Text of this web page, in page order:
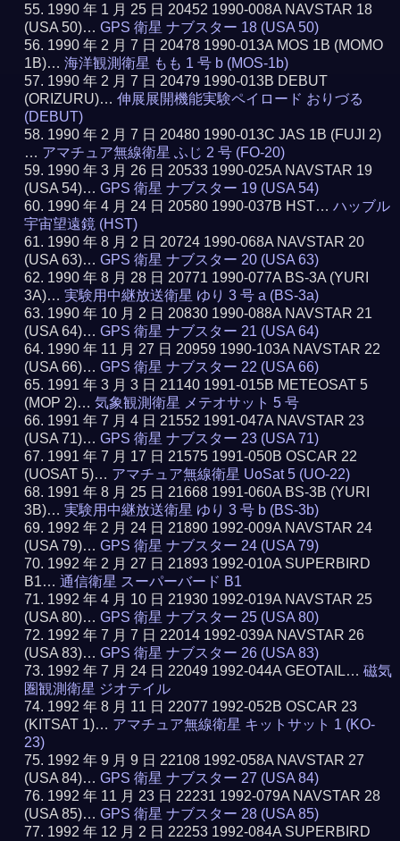
1990 年 1 月 25 日 20452 1990-008A NAVSTAR 18
(USA 50)…GPS 衛星 ナブスター 18 (USA 50)
1990 年 2 月 7 日 20478 1990-013A MOS 1B (MOMO
1B)…海洋観測衛星 もも 1 号 b (MOS-1b)
1990 年 2 月 7 日 20479 1990-013B DEBUT
(ORIZURU)…伸展展開機能実験ペイロード おりづる
(DEBUT)
1990 年 2 月 7 日 20480 1990-013C JAS 1B (FUJI 2)
… アマチュア無線衛星 ふじ 2 号 (FO-20)
1990 年 3 月 26 日 20533 1990-025A NAVSTAR 19
(USA 54)…GPS 衛星 ナブスター 19 (USA 54)
1990 年 4 月 24 日 20580 1990-037B HST…ハッブル
宇宙望遠鏡 (HST)
1990 年 8 月 2 日 20724 1990-068A NAVSTAR 20
(USA 63)…GPS 衛星 ナブスター 20 (USA 63)
1990 年 8 月 28 日 20771 1990-077A BS-3A (YURI
3A)…実験用中継放送衛星 ゆり 3 号 a (BS-3a)
1990 年 10 月 2 日 20830 1990-088A NAVSTAR 21
(USA 64)…GPS 衛星 ナブスター 21 (USA 64)
1990 年 11 月 27 日 20959 1990-103A NAVSTAR 22
(USA 66)…GPS 衛星 ナブスター 22 (USA 66)
1991 年 3 月 3 日 21140 1991-015B METEOSAT 5
(MOP 2)…気象観測衛星 メテオサット 5 号
1991 年 7 月 4 日 21552 1991-047A NAVSTAR 23
(USA 71)…GPS 衛星 ナブスター 23 (USA 71)
1991 年 7 月 17 日 21575 1991-050B OSCAR 22
(UOSAT 5)… アマチュア無線衛星 UoSat 5 (UO-22)
1991 年 8 月 25 日 21668 1991-060A BS-3B (YURI
3B)…実験用中継放送衛星 ゆり 3 号 b (BS-3b)
1992 年 2 月 24 日 21890 1992-009A NAVSTAR 24
(USA 79)…GPS 衛星 ナブスター 24 (USA 79)
1992 年 2 月 27 日 21893 1992-010A SUPERBIRD
B1…通信衛星 スーパーバード B1
1992 年 4 月 10 日 21930 1992-019A NAVSTAR 25
(USA 80)…GPS 衛星 ナブスター 25 (USA 80)
1992 年 7 月 7 日 22014 1992-039A NAVSTAR 26
(USA 83)…GPS 衛星 ナブスター 26 (USA 83)
1992 年 7 月 24 日 22049 1992-044A GEOTAIL…磁気
圏観測衛星 ジオテイル
1992 年 8 月 11 日 22077 1992-052B OSCAR 23
(KITSAT 1)… アマチュア無線衛星 キットサット 1 (KO-
23)
1992 年 9 月 9 日 22108 1992-058A NAVSTAR 27
(USA 84)…GPS 衛星 ナブスター 27 (USA 84)
1992 年 11 月 23 日 22231 1992-079A NAVSTAR 28
(USA 85)…GPS 衛星 ナブスター 28 (USA 85)
1992 年 12 月 2 日 22253 1992-084A SUPERBIRD